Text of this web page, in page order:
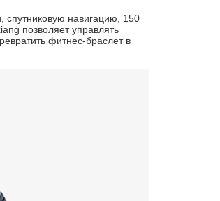
спутниковую навигацию, 150
позволяет управлять
фитнес-браслет в